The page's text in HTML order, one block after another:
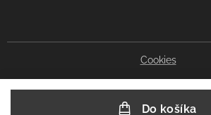
Do košíka
Cookies